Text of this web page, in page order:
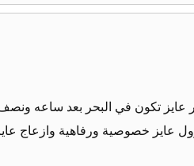
عايز تكون في البحر بعد ساعه
عايز خصوصية ورفاهية وازعاج